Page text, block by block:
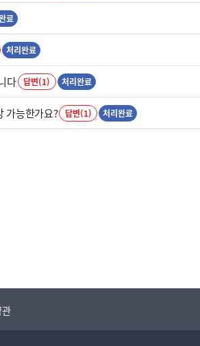
료
처리완료
다 답변(1) 처리완료
가능한가요? 답변(1) 처리완료